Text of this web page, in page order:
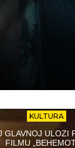
KULTURA
GLAVNOJ ULOZI
FILMU